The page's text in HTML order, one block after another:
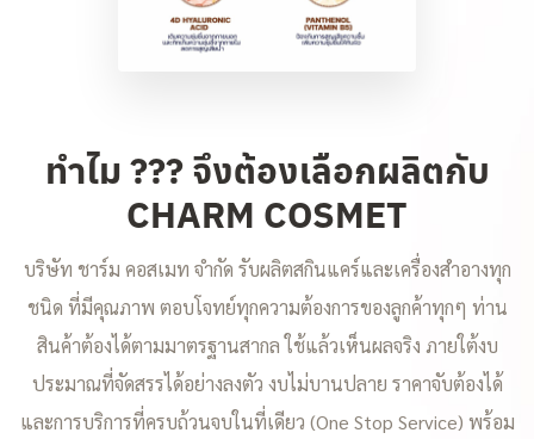
ทำไม ??? จึงต้องเลือกผลิตกับ
CHARM COSMET
บริษัท ชาร์ม คอสเมท จำกัด รับผลิตสกินแคร์และเครื่องสำอางทุก
ชนิด ที่มีคุณภาพ ตอบโจทย์ทุกความต้องการของลูกค้าทุกๆ ท่าน
สินค้าต้องได้ตามมาตรฐานสากล ใช้แล้วเห็นผลจริง ภายใต้งบ
ประมาณที่จัดสรรได้อย่างลงตัว งบไม่บานปลาย ราคาจับต้องได้
และการบริการที่ครบถ้วนจบในที่เดียว (One Stop Service) พร้อม